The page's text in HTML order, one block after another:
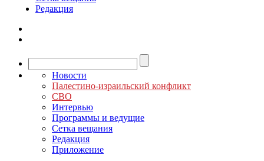
Редакция
Новости
Палестино-израильский конфликт
СВО
Интервью
Программы и ведущие
Сетка вещания
Редакция
Приложение